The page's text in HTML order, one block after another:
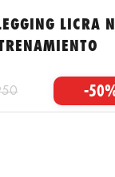
LICRA
-